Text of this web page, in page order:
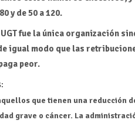
y de 50 a 120.
UGT fue la única organización
igual modo que las
peor.
que tienen una reducción
grave o cáncer. La